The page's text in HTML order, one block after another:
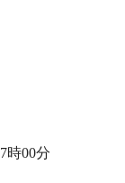
時00分